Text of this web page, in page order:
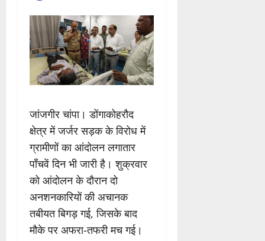
जांजगीर चांपा। डोंगाकोहरौद
क्षेत्र में जर्जर सड़क के विरोध में
ग्रामीणों का आंदोलन लगातार
पाँचवें दिन भी जारी है। शुक्रवार
को आंदोलन के दौरान दो
अनशनकारियों की अचानक
तबीयत बिगड़ गई, जिसके बाद
मौके पर अफरा-तफरी मच गई।